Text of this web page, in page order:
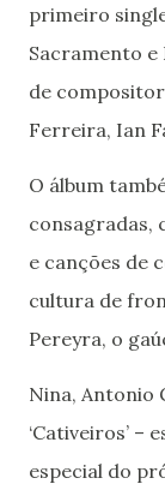
primeiro
Sacramento e
de
Ferreira, Ian
O álbum
consagradas,
e canções de
cultura de
Pereyra, o
Nina, Antonio
‘Cativeiros’
especial do